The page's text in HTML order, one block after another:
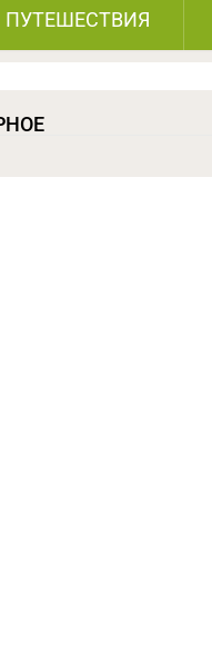
ПУТЕШЕСТВИЯ